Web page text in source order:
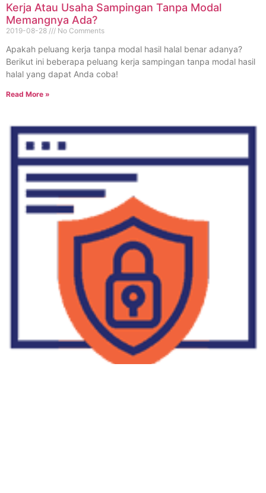
Kerja Atau Usaha Sampingan Tanpa Modal
Memangnya Ada?
2019-08-28 No Comments
Apakah peluang kerja tanpa modal hasil halal benar adanya?
Berikut ini beberapa peluang kerja sampingan tanpa modal hasil
halal yang dapat Anda coba!
Read More »